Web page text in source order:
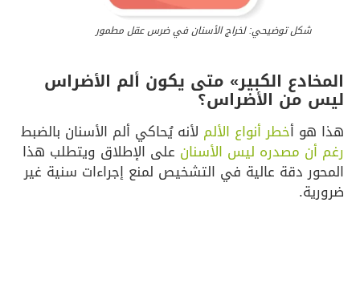
شكل توضيحي: لخراج الأسنان في ضرس عقل مطمور
المخادع الكبير» متى يكون ألم الأضراس
ليس من الأضراس؟
هذا هو أخطر أنواع الألم لأنه يُحاكي ألم الأسنان بالضبط
رغم أن مصدره ليس الأسنان على الإطلاق ويتطلب هذا
المحور دقة عالية في التشخيص لمنع إجراءات سنية غير
ضرورية.